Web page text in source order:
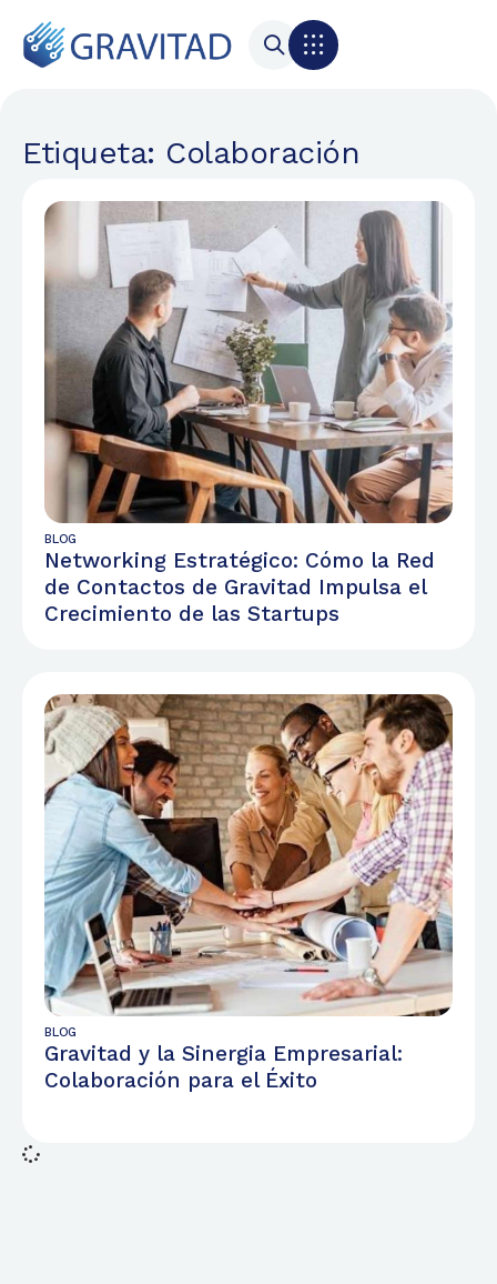
Etiqueta: Colaboración
BLOG
Networking Estratégico: Cómo la Red
de Contactos de Gravitad Impulsa el
Crecimiento de las Startups
BLOG
Gravitad y la Sinergia Empresarial:
Colaboración para el Éxito